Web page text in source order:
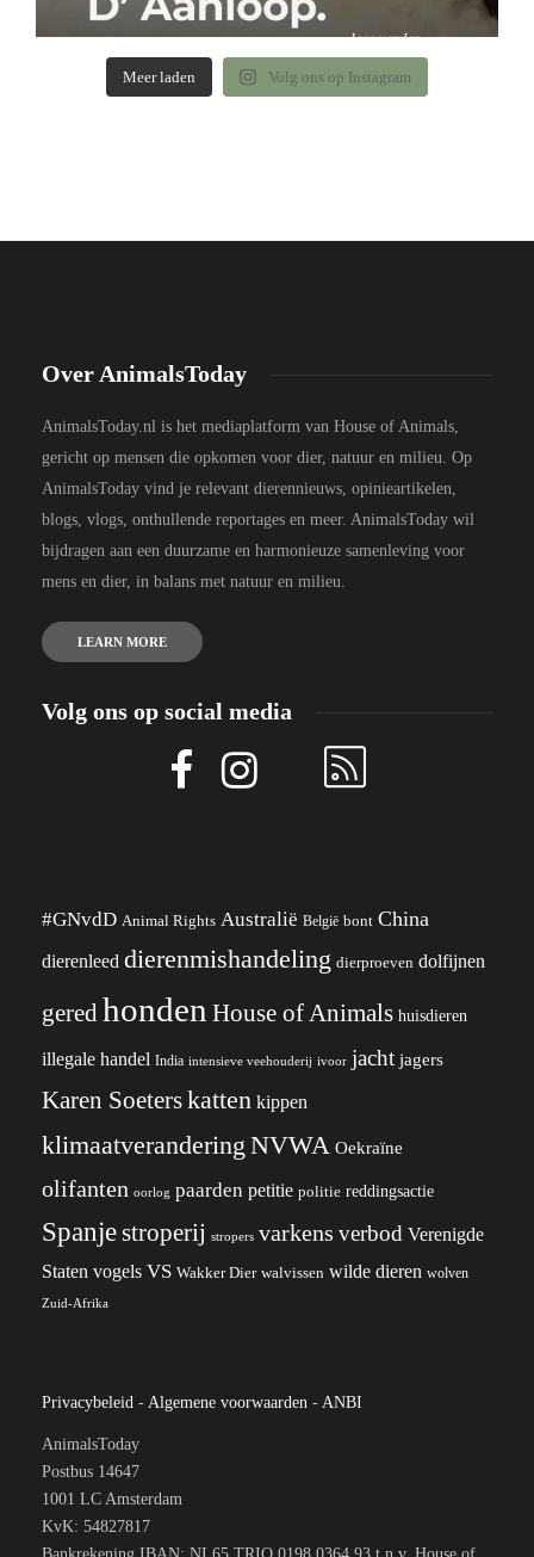
Meer laden Volg ons op Instagram
Over AnimalsToday
AnimalsToday.nl is het mediaplatform van House of Animals,
gericht op mensen die opkomen voor dier, natuur en milieu. Op
AnimalsToday vind je relevant dierennieuws, opinieartikelen,
blogs, vlogs, onthullende reportages en meer. AnimalsToday wil
bijdragen aan een duurzame en harmonieuze samenleving voor
mens en dier, in balans met natuur en milieu.
LEARN MORE
Volg ons op social media
#GNvdD Animal Rights Australië België bont China
dierenleed dierenmishandeling dierproeven dolfijnen
geredhonden House of Animals huisdieren
illegale handel India intensieve veehouderij ivoor jacht jagers
Karen Soeterskatten kippen
klimaatverandering NVWA Oekraïne
olifanten oorlog paarden petitie politie reddingsactie
Spanjestroperij stropers varkens verbod Verenigde
Staten vogels VS Wakker Dier walvissen wilde dieren wolven
Zuid-Afrika
Privacybeleid - Algemene voorwaarden - ANBI
AnimalsToday
Postbus 14647
1001 LC Amsterdam
KvK: 54827817